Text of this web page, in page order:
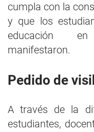
cumpla con la
y que los
educación en
manifestaron.
Pedido de
A través de la
estudiantes,